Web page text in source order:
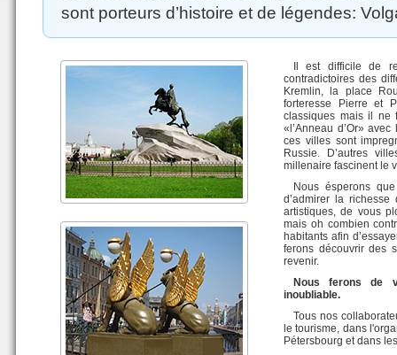
sont porteurs d’histoire et de légendes:
Il est difficile de
contradictoires des
Kremlin, la place
forteresse Pierre et
classiques mais il ne
«l’Anneau d’Or»
ces villes sont
Russie. D’autres
millenaire fascinent le
Nous ésperons
d’admirer la
artistiques, de vous
mais oh combien
habitants afin
ferons découvrir des
revenir.
Nous ferons de
inoubliable.
Tous nos
le tourisme, dans
Pétersbourg et dans